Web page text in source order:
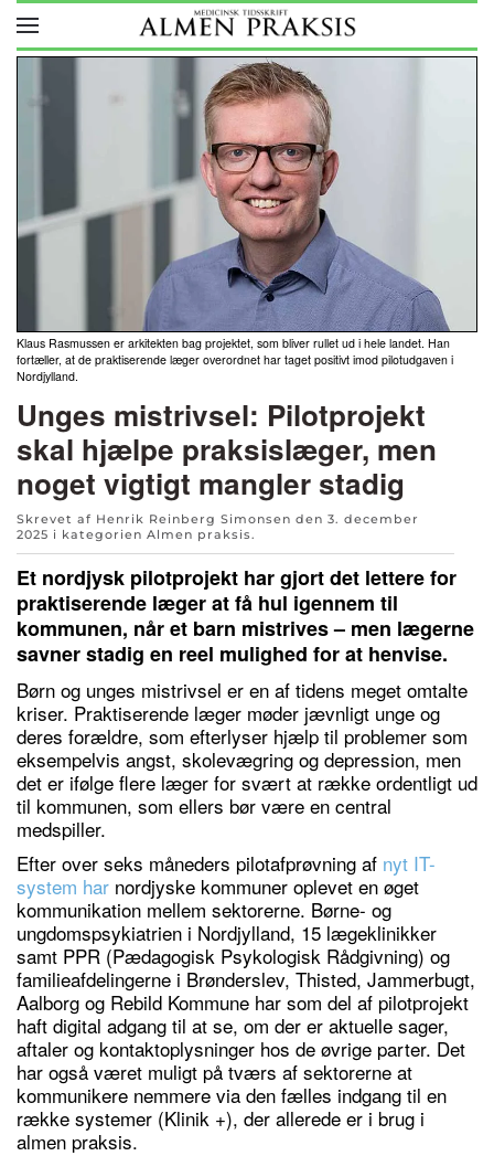
Skip to main content
Klaus Rasmussen er arkitekten bag projektet, som bliver rullet ud i hele landet. Han
fortæller, at de praktiserende læger overordnet har taget positivt imod pilotudgaven i
Nordjylland.
Unges mistrivsel: Pilotprojekt
skal hjælpe praksislæger, men
noget vigtigt mangler stadig
Skrevet af Henrik Reinberg Simonsen den 3. december
2025 i kategorien Almen praksis .
Et nordjysk pilotprojekt har gjort det lettere for
praktiserende læger at få hul igennem til
kommunen, når et barn mistrives – men lægerne
savner stadig en reel mulighed for at henvise.
Børn og unges mistrivsel er en af tidens meget omtalte
kriser. Praktiserende læger møder jævnligt unge og
deres forældre, som efterlyser hjælp til problemer som
eksempelvis angst, skolevægring og depression, men
det er ifølge flere læger for svært at række ordentligt ud
til kommunen, som ellers bør være en central
medspiller.
Efter over seks måneders pilotafprøvning af nyt IT-
system har nordjyske kommuner oplevet en øget
kommunikation mellem sektorerne. Børne- og
ungdomspsykiatrien i Nordjylland, 15 lægeklinikker
samt PPR (Pædagogisk Psykologisk Rådgivning) og
familieafdelingerne i Brønderslev, Thisted, Jammerbugt,
Aalborg og Rebild Kommune har som del af pilotprojekt
haft digital adgang til at se, om der er aktuelle sager,
aftaler og kontaktoplysninger hos de øvrige parter. Det
har også været muligt på tværs af sektorerne at
kommunikere nemmere via den fælles indgang til en
række systemer (Klinik +), der allerede er i brug i
almen praksis.